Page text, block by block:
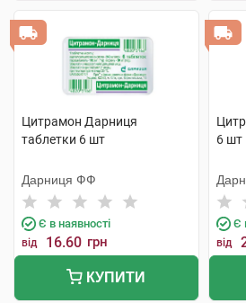
Цитрамон Дарниця
таблетки 6 шт
Дарниця ФФ
Є в наявності
від 16.60 грн
КУПИТИ
6 шт
Є
від